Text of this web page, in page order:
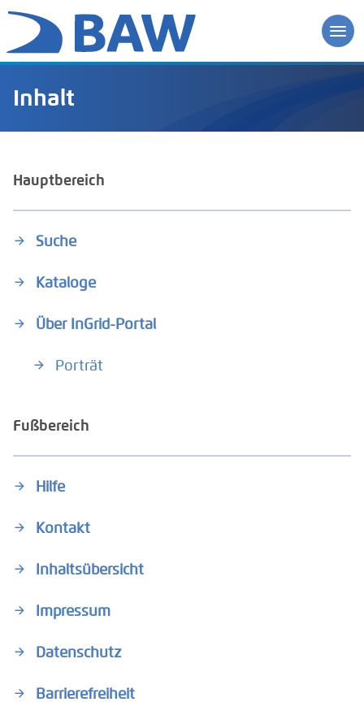
Inhalt
Hauptbereich
Suche
Kataloge
Über InGrid-Portal
Porträt
Fußbereich
Hilfe
Kontakt
Inhaltsübersicht
Impressum
Datenschutz
Barrierefreiheit